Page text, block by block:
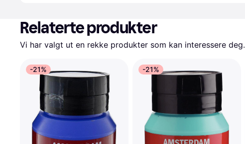
Relaterte produkter
Vi har valgt ut en rekke produkter som kan interessere deg.
-21% -21%